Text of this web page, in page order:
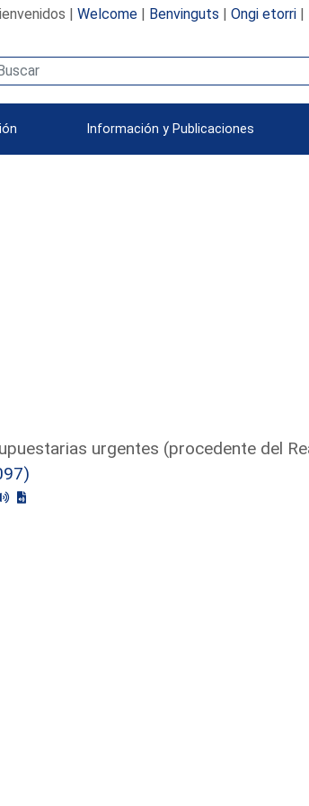
| Welcome| Benvinguts | Ongi etorri|
Información y Publicaciones
urgentes (procedente del